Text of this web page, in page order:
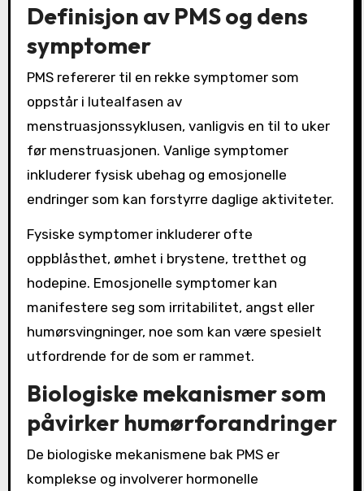
Definisjon av PMS og dens
symptomer
PMS refererer til en rekke symptomer som
oppstår i lutealfasen av
menstruasjonssyklusen, vanligvis en til to uker
før menstruasjonen. Vanlige symptomer
inkluderer fysisk ubehag og emosjonelle
endringer som kan forstyrre daglige aktiviteter.
Fysiske symptomer inkluderer ofte
oppblåsthet, ømhet i brystene, tretthet og
hodepine. Emosjonelle symptomer kan
manifestere seg som irritabilitet, angst eller
humørsvingninger, noe som kan være spesielt
utfordrende for de som er rammet.
Biologiske mekanismer som
påvirker humørforandringer
De biologiske mekanismene bak PMS er
komplekse og involverer hormonelle